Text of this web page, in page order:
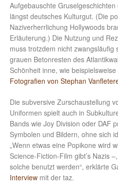
Aufgebauschte
längst deutsches Kulturgut. (Die
Naziverherrlichung Hollywoods
Erläuterung.) Die Nutzung und
muss trotzdem nicht zwangsläufig
grauen Betonresten des
Schönheit inne, wie beispielsweise
Fotografien von Stephan
Die subversive Zurschaustellung
Uniformen spielt auch in
Bands wie Joy Division oder DAF
Symbolen und Bildern, ohne sich
„Wenn etwas eine Popikone wird
Science-Fiction-Film gibt’s Nazis
solche benutzt werden“, erklärte
Interview mit der taz.